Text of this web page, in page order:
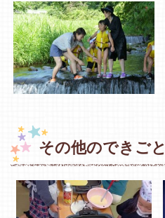
その他のできごと